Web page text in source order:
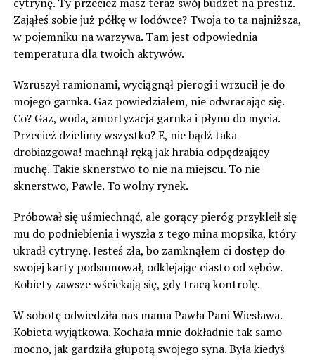
Zająłeś sobie już półkę w lodówce? Twoja to ta najniższa,
w pojemniku na warzywa. Tam jest odpowiednia
temperatura dla twoich aktywów.
Wzruszył ramionami, wyciągnął pierogi i wrzucił je do
mojego garnka. Gaz powiedziałem, nie odwracając się.
Co? Gaz, woda, amortyzacja garnka i płynu do mycia.
Przecież dzielimy wszystko? E, nie bądź taka
drobiazgowa! machnął ręką jak hrabia odpędzający
muchę. Takie sknerstwo to nie na miejscu. To nie
sknerstwo, Pawle. To wolny rynek.
Próbował się uśmiechnąć, ale gorący pieróg przykleił się
mu do podniebienia i wyszła z tego mina mopsika, który
ukradł cytrynę. Jesteś zła, bo zamknąłem ci dostęp do
swojej karty podsumował, odklejając ciasto od zębów.
Kobiety zawsze wściekają się, gdy tracą kontrolę.
W sobotę odwiedziła nas mama Pawła Pani Wiesława.
Kobieta wyjątkowa. Kochała mnie dokładnie tak samo
mocno, jak gardziła głupotą swojego syna. Była kiedyś